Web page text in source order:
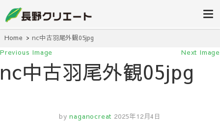
長野クリエ
ート
せください！
Home nc中古羽尾外観05jpg
Previous Image Next Image
nc中古羽尾外観05jpg
by naganocreat 2025年12月4日